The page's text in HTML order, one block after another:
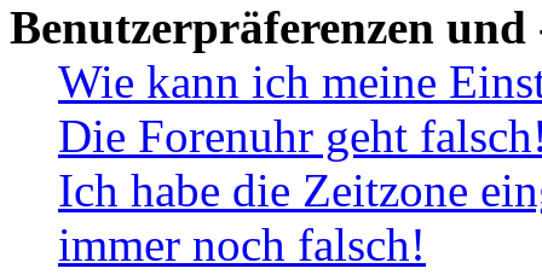
Benutzerpräferenzen und
Wie kann ich meine
Die Forenuhr geht
Ich habe die Zeitzone
immer noch falsch!